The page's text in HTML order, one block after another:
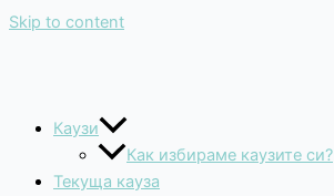
Skip to content
Каузи
Как избираме каузите си?
Текуща кауза